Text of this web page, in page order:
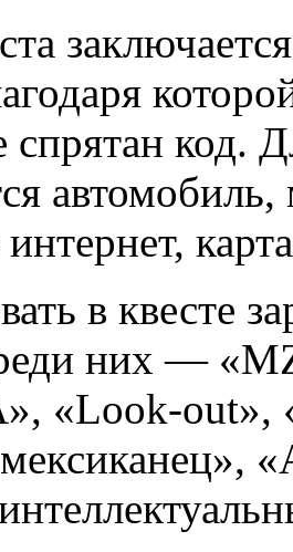
спрятан код.
в квесте
них —
«Look-out»,